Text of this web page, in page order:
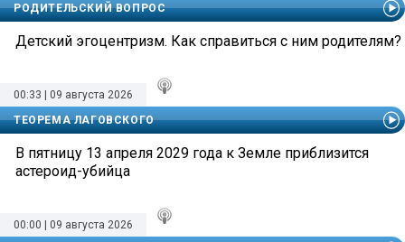
РОДИТЕЛЬСКИЙ ВОПРОС
Детский эгоцентризм. Как справиться с ним родителям?
00:33 | 09 августа 2026
ТЕОРЕМА ЛАГОВСКОГО
В пятницу 13 апреля 2029 года к Земле приблизится
астероид-убийца
00:00 | 09 августа 2026